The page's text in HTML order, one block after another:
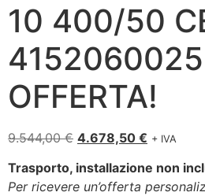
10 400/50
OFFERTA!
9.544,00€ 4.678,50 € + IVA
Trasporto, installazione non
Per ricevere un’offerta